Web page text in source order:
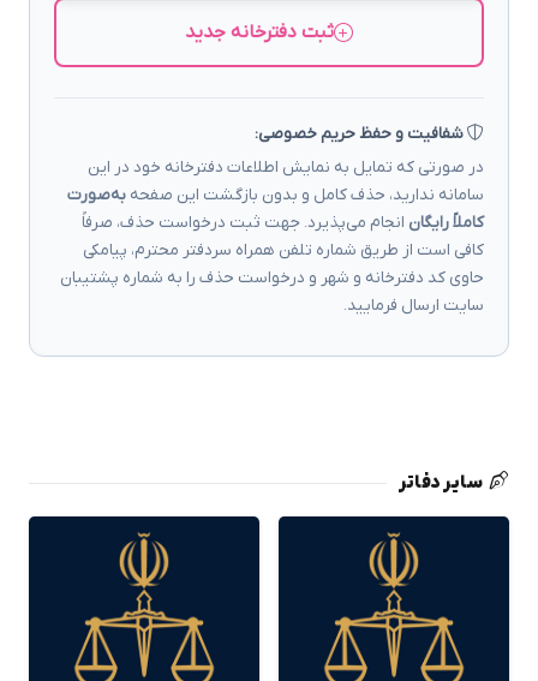
ثبت دفترخانه جدید
شفافیت و حفظ حریم خصوصی:
در صورتی که تمایل به نمایش اطلاعات دفترخانه خود در این
سامانه ندارید، حذف کامل و بدون بازگشت این صفحه به‌صورت
کاملاً رایگان انجام می‌پذیرد. جهت ثبت درخواست حذف، صرفاً
کافی است از طریق شماره تلفن همراه سردفتر محترم، پیامکی
حاوی کد دفترخانه و شهر و درخواست حذف را به شماره پشتیبان
سایت ارسال فرمایید.
سایر دفاتر